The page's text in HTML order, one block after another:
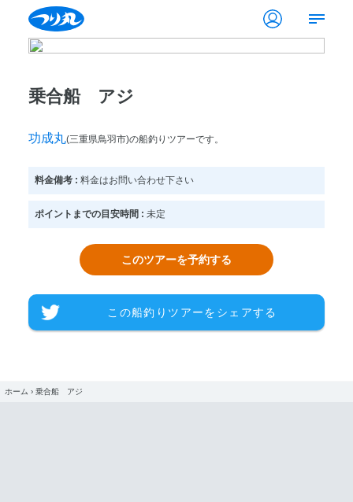
乗合船 アジ
功成丸(三重県鳥羽市)の船釣りツアーです。
料金備考 : 料金はお問い合わせ下さい
ポイントまでの目安時間 : 未定
このツアーを予約する
この船釣りツアーをシェアする
ホーム › 乗合船 アジ